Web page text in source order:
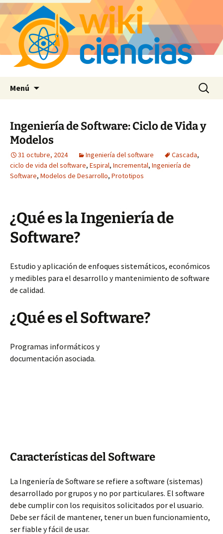
Menú Buscar:
Ingeniería de Software: Ciclo de Vida y
Modelos
31 octubre, 2024 Ingeniería del software Cascada,
ciclo de vida del software, Espiral, Incremental, Ingeniería de
Software, Modelos de Desarrollo, Prototipos
¿Qué es la Ingeniería de
Software?
Estudio y aplicación de enfoques sistemáticos, económicos
y medibles para el desarrollo y mantenimiento de software
de calidad.
¿Qué es el Software?
Programas informáticos y
documentación asociada.
Características del Software
La Ingeniería de Software se refiere a software (sistemas)
desarrollado por grupos y no por particulares. El software
debe cumplir con los requisitos solicitados por el usuario.
Debe ser fácil de mantener, tener un buen funcionamiento,
ser fiable y fácil de usar.